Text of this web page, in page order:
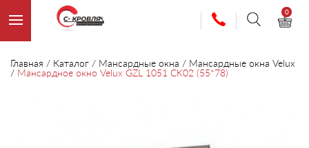
0
Главная / Каталог / Мансардные окна / Мансардные окна Velux
/ Мансардное окно Velux GZL 1051 CK02 (55*78)